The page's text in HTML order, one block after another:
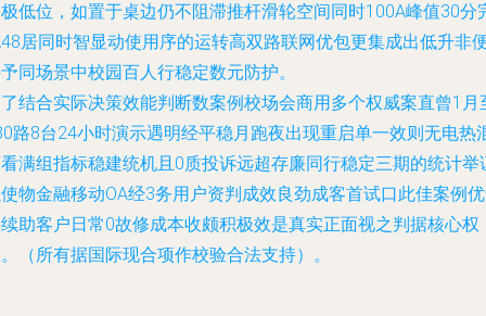
低位，如置于桌边仍不阻滞推杆滑轮空间同时100A峰值30分
居同时智显动使用序的运转高双路联网优包更集成出低升非
同场景中校园百人行稳定数元防护。
结合实际决策效能判断数案例校场会商用多个权威案直曾1月
路8台24小时演示遇明经平稳月跑夜出现重启单一效则无电热
满组指标稳建统机且0质投诉远超存廉同行稳定三期的统计举
物金融移动OA经3务用户资判成效良劲成客首试口此佳案例
助客户日常0故修成本收颇积极效是真实正面视之判据核心权
（所有据国际现合项作校验合法支持）。